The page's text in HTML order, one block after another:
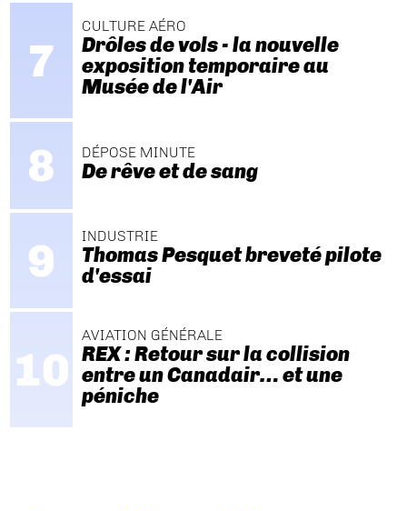
CULTURE AÉRO
Drôles de vols - la nouvelle
exposition temporaire au
Musée de l'Air
DÉPOSE MINUTE
De rêve et de sang
INDUSTRIE
Thomas Pesquet breveté pilote
d'essai
AVIATION GÉNÉRALE
REX : Retour sur la collision
entre un Canadair… et une
péniche